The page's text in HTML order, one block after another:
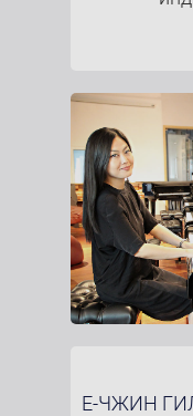
Е-ЧЖИН